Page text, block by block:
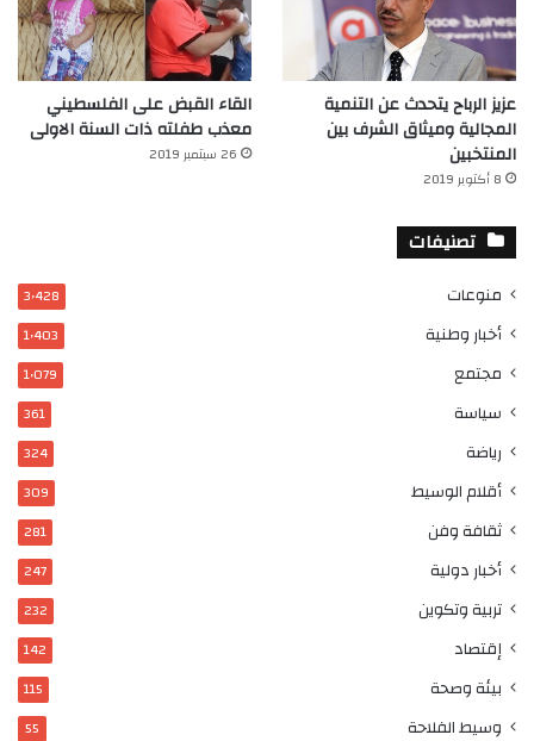
عزيز الرباح يتحدث عن التنمية
المجالية وميثاق الشرف بين
المنتخبين
8 أكتوبر 2019
القاء القبض على الفلسطيني
معذب طفلته ذات السنة الاولى
26 سبتمبر 2019
تصنيفات
منوعات 3٬428
أخبار وطنية 1٬403
مجتمع 1٬079
سياسة 361
رياضة 324
أقلام الوسيط 309
ثقافة وفن 281
أخبار دولية 247
تربية وتكوين 232
إقتصاد 142
بيئة وصحة 115
وسيط الفلاحة 55